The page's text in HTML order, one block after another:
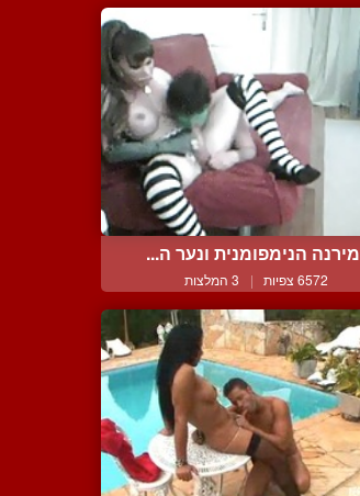
מירנה הנימפומנית ונער ה...
6572 צפיות | 3 המלצות